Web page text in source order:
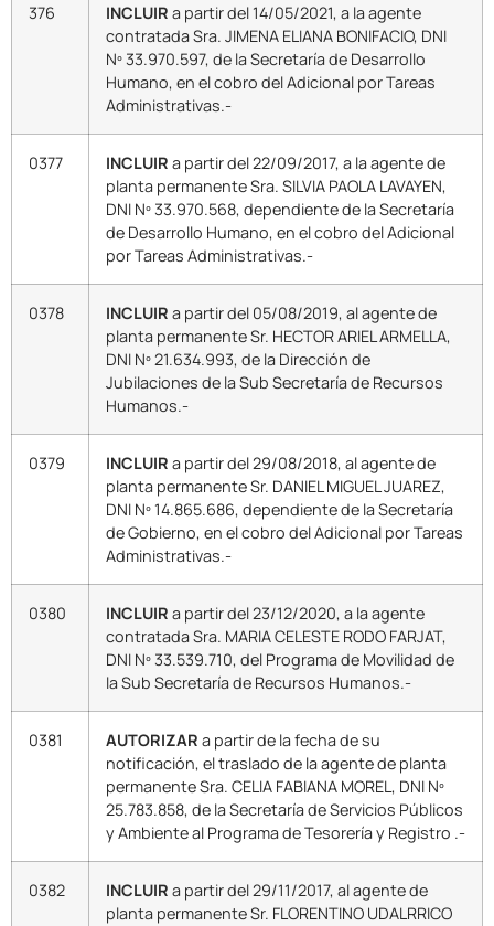
376 INCLUIR a partir del 14/05/2021, a la agente
contratada Sra. JIMENA ELIANA BONIFACIO, DNI
Nº 33.970.597, de la Secretaría de Desarrollo
Humano, en el cobro del Adicional por Tareas
Administrativas.-
0377 INCLUIR a partir del 22/09/2017, a la agente de
planta permanente Sra. SILVIA PAOLA LAVAYEN,
DNI Nº 33.970.568, dependiente de la Secretaría
de Desarrollo Humano, en el cobro del Adicional
por Tareas Administrativas.-
0378 INCLUIR a partir del 05/08/2019, al agente de
planta permanente Sr. HECTOR ARIEL ARMELLA,
DNI Nº 21.634.993, de la Dirección de
Jubilaciones de la Sub Secretaría de Recursos
Humanos.-
0379 INCLUIR a partir del 29/08/2018, al agente de
planta permanente Sr. DANIEL MIGUEL JUAREZ,
DNI Nº 14.865.686, dependiente de la Secretaría
de Gobierno, en el cobro del Adicional por Tareas
Administrativas.-
0380 INCLUIR a partir del 23/12/2020, a la agente
contratada Sra. MARIA CELESTE RODO FARJAT,
DNI Nº 33.539.710, del Programa de Movilidad de
la Sub Secretaría de Recursos Humanos.-
0381 AUTORIZAR a partir de la fecha de su
notificación, el traslado de la agente de planta
permanente Sra. CELIA FABIANA MOREL, DNI Nº
25.783.858, de la Secretaría de Servicios Públicos
y Ambiente al Programa de Tesorería y Registro .-
0382 INCLUIR a partir del 29/11/2017, al agente de
planta permanente Sr. FLORENTINO UDALRRICO